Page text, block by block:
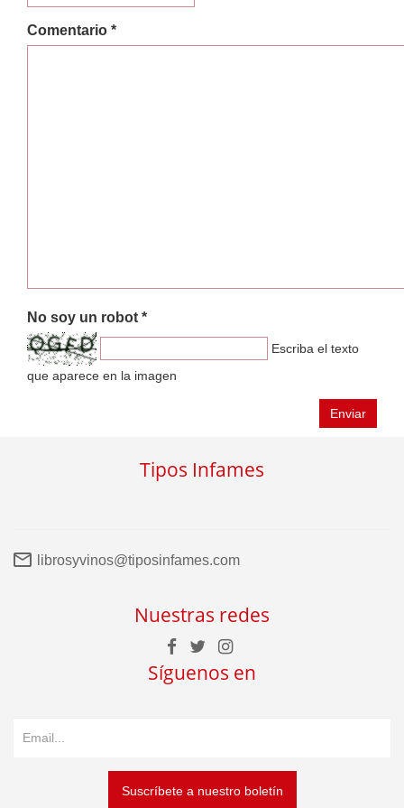
Comentario *
No soy un robot *
Escriba el texto
que aparece en la imagen
Enviar
Tipos Infames
librosyvinos@tiposinfames.com
Nuestras redes
Síguenos en
Suscríbete a nuestro boletín